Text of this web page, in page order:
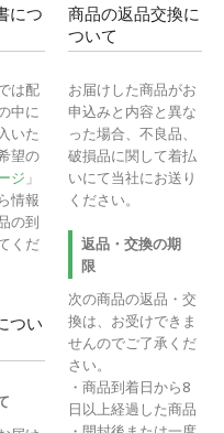
につ
は配
中に
いた
望の
ジ 」
情報
の到
くだ
つい
商品の返品交換に
ついて
お届けした商品がお
申込みと内容と異な
った場合、不良品、
破損品に関して着払
いにて当社にお送り
ください。
返品・交換の期
限
次の商品の返品・交
換は、お受けできま
せんのでご了承くだ
さい。
・商品到着日から8
日以上経過した商品